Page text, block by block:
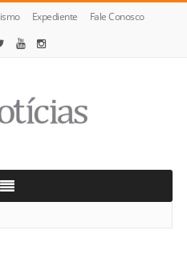
Expediente Fale Conosco